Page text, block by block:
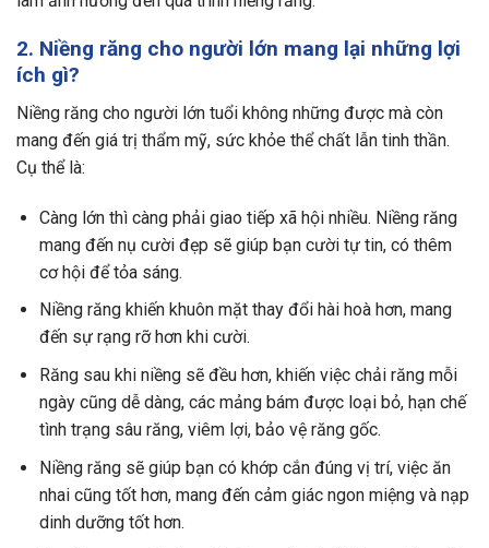
2. Niềng răng cho người lớn mang lại những lợi
ích gì?
Niềng răng cho người lớn tuổi không những được mà còn
mang đến giá trị thẩm mỹ, sức khỏe thể chất lẫn tinh thần.
Cụ thể là:
Càng lớn thì càng phải giao tiếp xã hội nhiều. Niềng răng
mang đến nụ cười đẹp sẽ giúp bạn cười tự tin, có thêm
cơ hội đểtỏasáng.
Niềng răng khiến khuôn mặt thay đổi hài hoà hơn, mang
đến sự rạng rỡ hơn khi cười.
Răng sau khi niềng sẽ đều hơn, khiến việc chải răng mỗi
ngày cũng dễ dàng, các mảng bám được loại bỏ, hạn chế
tình trạng sâu răng, viêm lợi, bảo vệ răng gốc.
Niềng răng sẽ giúp bạn có khớp cắn đúng vị trí, việc ăn
nhai cũng tốt hơn, mang đến cảm giác ngon miệng và nạp
dinh dưỡng tốt hơn.